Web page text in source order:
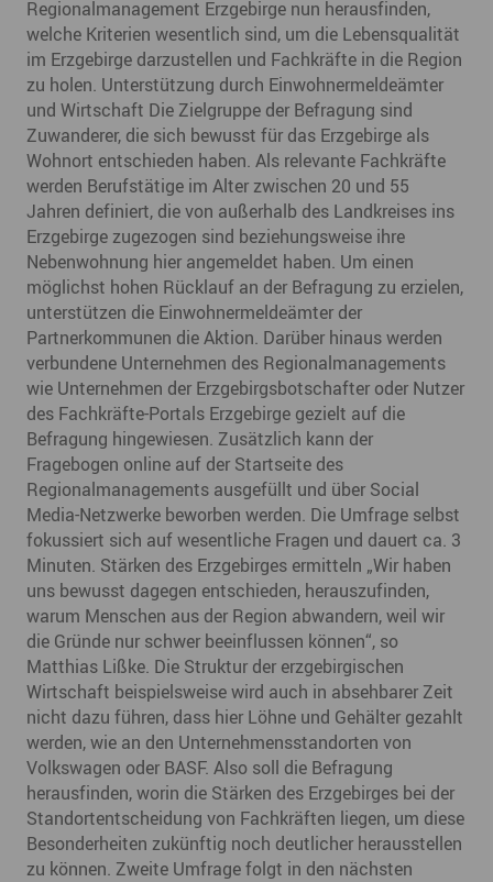
Regionalmanagement Erzgebirge nun herausfinden,
welche Kriterien wesentlich sind, um die Lebensqualität
im Erzgebirge darzustellen und Fachkräfte in die Region
zu holen. Unterstützung durch Einwohnermeldeämter
und Wirtschaft Die Zielgruppe der Befragung sind
Zuwanderer, die sich bewusst für das Erzgebirge als
Wohnort entschieden haben. Als relevante Fachkräfte
werden Berufstätige im Alter zwischen 20 und 55
Jahren definiert, die von außerhalb des Landkreises ins
Erzgebirge zugezogen sind beziehungsweise ihre
Nebenwohnung hier angemeldet haben. Um einen
möglichst hohen Rücklauf an der Befragung zu erzielen,
unterstützen die Einwohnermeldeämter der
Partnerkommunen die Aktion. Darüber hinaus werden
verbundene Unternehmen des Regionalmanagements
wie Unternehmen der Erzgebirgsbotschafter oder Nutzer
des Fachkräfte-Portals Erzgebirge gezielt auf die
Befragung hingewiesen. Zusätzlich kann der
Fragebogen online auf der Startseite des
Regionalmanagements ausgefüllt und über Social
Media-Netzwerke beworben werden. Die Umfrage selbst
fokussiert sich auf wesentliche Fragen und dauert ca. 3
Minuten. Stärken des Erzgebirges ermitteln „Wir haben
uns bewusst dagegen entschieden, herauszufinden,
warum Menschen aus der Region abwandern, weil wir
die Gründe nur schwer beeinflussen können“, so
Matthias Lißke. Die Struktur der erzgebirgischen
Wirtschaft beispielsweise wird auch in absehbarer Zeit
nicht dazu führen, dass hier Löhne und Gehälter gezahlt
werden, wie an den Unternehmensstandorten von
Volkswagen oder BASF. Also soll die Befragung
herausfinden, worin die Stärken des Erzgebirges bei der
Standortentscheidung von Fachkräften liegen, um diese
Besonderheiten zukünftig noch deutlicher herausstellen
zu können. Zweite Umfrage folgt in den nächsten